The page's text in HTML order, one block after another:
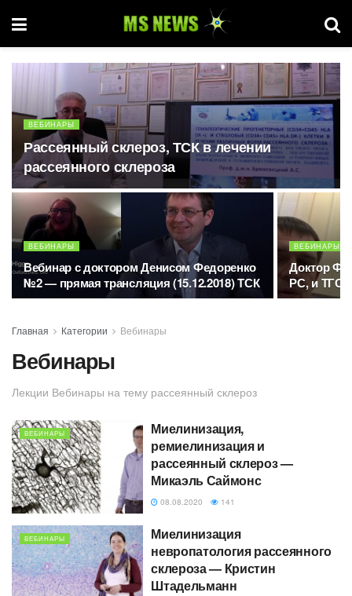
ВЕБИНАРЫ
Рассеянный склероз, ТСК в лечении
рассеянного склероза
ВЕБИНАРЫ
Вебинар с доктором Денисом Федоренко
№2 — прямая трансляция (15.12.2018) ТСК
ВЕБИНАРЫ
Доктор
РС, и ТГСК
Главная Категории Вебинары
Вебинары
Лекции Вебинары на тему рассеянный склероз
ВЕБИНАРЫ
Миелинизация,
ремиелинизация и
рассеянный склероз —
Микаэль Саймонс
08.08.2020 141
ВЕБИНАРЫ
Миелинизация
невропатология рассеянного
склероза — Кристин
Штадельманн